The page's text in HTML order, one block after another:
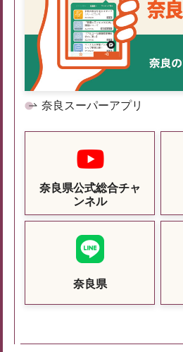
奈良スーパーアプリ
奈良県公式総合チャ
ンネル
奈良県